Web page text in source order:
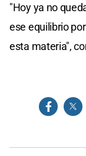
"Hoy ya no
ese equilibrio
esta materia",